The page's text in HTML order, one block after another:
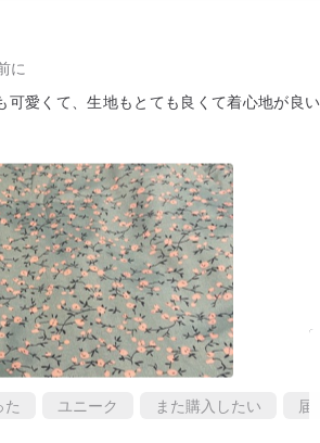
に
可愛くて、生地もとても良くて着心地が良
た ユニーク また購入したい 届